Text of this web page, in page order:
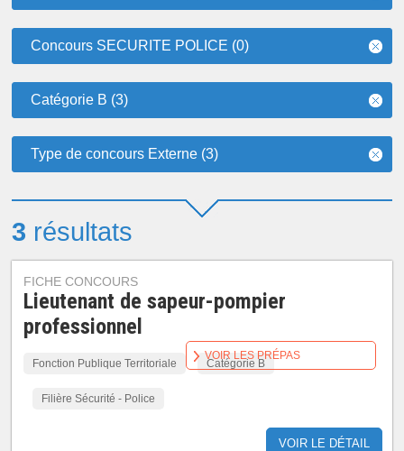
Concours SECURITE POLICE (0)
Catégorie B (3)
Type de concours Externe (3)
3 résultats
FICHE CONCOURS
Lieutenant de sapeur-pompier
professionnel
Fonction Publique Territoriale Catégorie B
Filière Sécurité - Police
VOIR LE DÉTAIL
VOIR LES PRÉPAS